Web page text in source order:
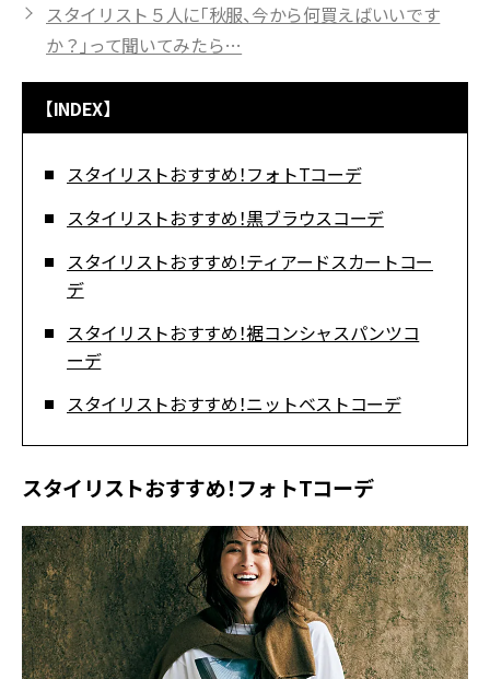
スタイリスト５人に「秋服、今から何買えばいいです
か？」って聞いてみたら…
【INDEX】
スタイリストおすすめ！フォトTコーデ
スタイリストおすすめ！黒ブラウスコーデ
スタイリストおすすめ！ティアードスカートコー
デ
スタイリストおすすめ！裾コンシャスパンツコ
ーデ
スタイリストおすすめ！ニットベストコーデ
スタイリストおすすめ！フォトTコーデ